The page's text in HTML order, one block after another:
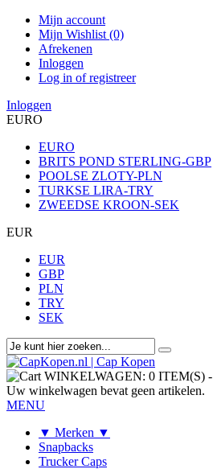
Mijn account
Mijn Wishlist (0)
Afrekenen
Inloggen
Log in of registreer
Inloggen
EURO
EURO
BRITS POND STERLING-GBP
POOLSE ZLOTY-PLN
TURKSE LIRA-TRY
ZWEEDSE KROON-SEK
EUR
EUR
GBP
PLN
TRY
SEK
WINKELWAGEN: 0 ITEM(S) -
Uw winkelwagen bevat geen artikelen.
MENU
▼ Merken ▼
Snapbacks
Trucker Caps